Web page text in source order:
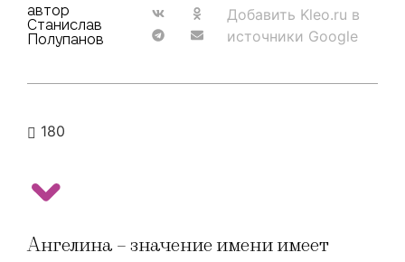
автор
Станислав
Полупанов
Добавить Kleo.ru в
источники Google
180
Ангелина – значение имени имеет